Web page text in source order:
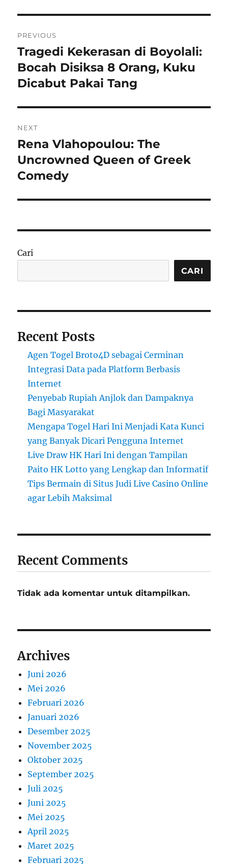
pos
PREVIOUS
Previous
post:
Tragedi Kekerasan di Boyolali:
Bocah Disiksa 8 Orang, Kuku
Dicabut Pakai Tang
NEXT
Next
post:
Rena Vlahopoulou: The
Uncrowned Queen of Greek
Comedy
Cari
CARI
Recent Posts
Agen Togel Broto4D sebagai Cerminan
Integrasi Data pada Platform Berbasis
Internet
Penyebab Rupiah Anjlok dan Dampaknya
Bagi Masyarakat
Mengapa Togel Hari Ini Menjadi Kata Kunci
yang Banyak Dicari Pengguna Internet
Live Draw HK Hari Ini dengan Tampilan
Paito HK Lotto yang Lengkap dan Informatif
Tips Bermain di Situs Judi Live Casino Online
agar Lebih Maksimal
Recent Comments
Tidak ada komentar untuk ditampilkan.
Archives
Juni 2026
Mei 2026
Februari 2026
Januari 2026
Desember 2025
November 2025
Oktober 2025
September 2025
Juli 2025
Juni 2025
Mei 2025
April 2025
Maret 2025
Februari 2025